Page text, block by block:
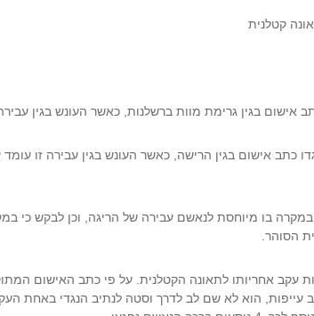
קטלנית
בגין גרימת מוות ברשלנות, כאשר העונש בגין עבירה זו עומד
בו מיוחסת לנאשם עבירה של הריגה, וכן לבקש כי
הסוהר.
ברשלנות עקב אחריותו לתאונה הקטלנית. על פי כתב האישום
עייפות, הוא לא שם לב לדרך וסטה לנתיב הנגדי באחת